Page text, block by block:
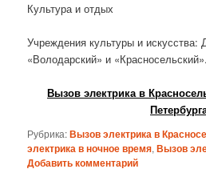
Культура и отдых
Учреждения культуры и искусства:
«Володарский» и «Красносельский».
Вызов электрика в
Рубрика:Вызов электрика в
электрика в ночное время,Вызов
Добавить комментарий